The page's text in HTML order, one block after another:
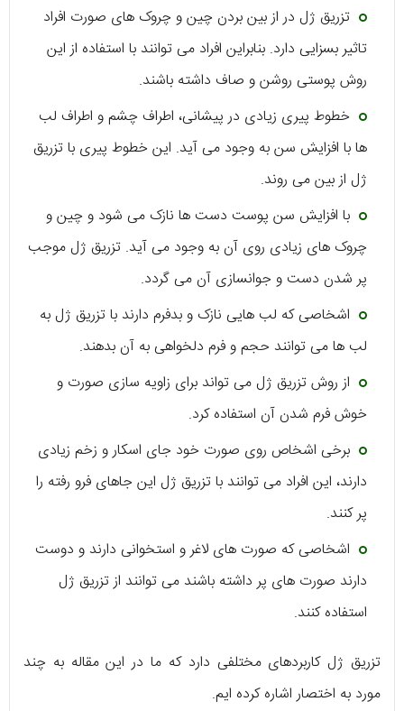
تزریق ژل در از بین بردن چین و چروک های صورت افراد
تاثیر بسزایی دارد. بنابراین افراد می توانند با استفاده از این
روش پوستی روشن و صاف داشته باشند.
خطوط پیری زیادی در پیشانی، اطراف چشم و اطراف لب
ها با افزایش سن به وجود می آید. این خطوط پیری با تزریق
ژل از بین می روند.
با افزایش سن پوست دست ها نازک می شود و چین و
چروک های زیادی روی آن به وجود می آید. تزریق ژل موجب
پر شدن دست و جوانسازی آن می گردد.
اشخاصی که لب هایی نازک و بدفرم دارند با تزریق ژل به
لب ها می توانند حجم و فرم دلخواهی به آن بدهند.
از روش تزریق ژل می تواند برای زاویه سازی صورت و
خوش فرم شدن آن استفاده کرد.
برخی اشخاص روی صورت خود جای اسکار و زخم زیادی
دارند، این افراد می توانند با تزریق ژل این جاهای فرو رفته را
پر کنند.
اشخاصی که صورت های لاغر و استخوانی دارند و دوست
دارند صورت های پر داشته باشند می توانند از تزریق ژل
استفاده کنند.
تزریق ژل کاربردهای مختلفی دارد که ما در این مقاله به چند
مورد به اختصار اشاره کرده ایم.